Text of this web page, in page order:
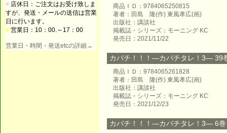
■ 店休日：ご注文はお受け致しま
すが、発送・メールの送信は営業
日に行います。
■ 営業日：10：00.～17：00
営業日・時間・発送etcの詳細→
商品ＩＤ：9784065250815
著者：田島 隆(作) 東風孝広(画)
出版社：講談社
掲載誌・シリーズ：モーニング KC
発売日：2021/11/22
カバチ！！！―カバチタレ！3― 39
商品ＩＤ：9784065261828
著者：田島 隆(作) 東風孝広(画)
出版社：講談社
掲載誌・シリーズ：モーニング KC
発売日：2021/12/23
カバチ！！！―カバチタレ！3― 6